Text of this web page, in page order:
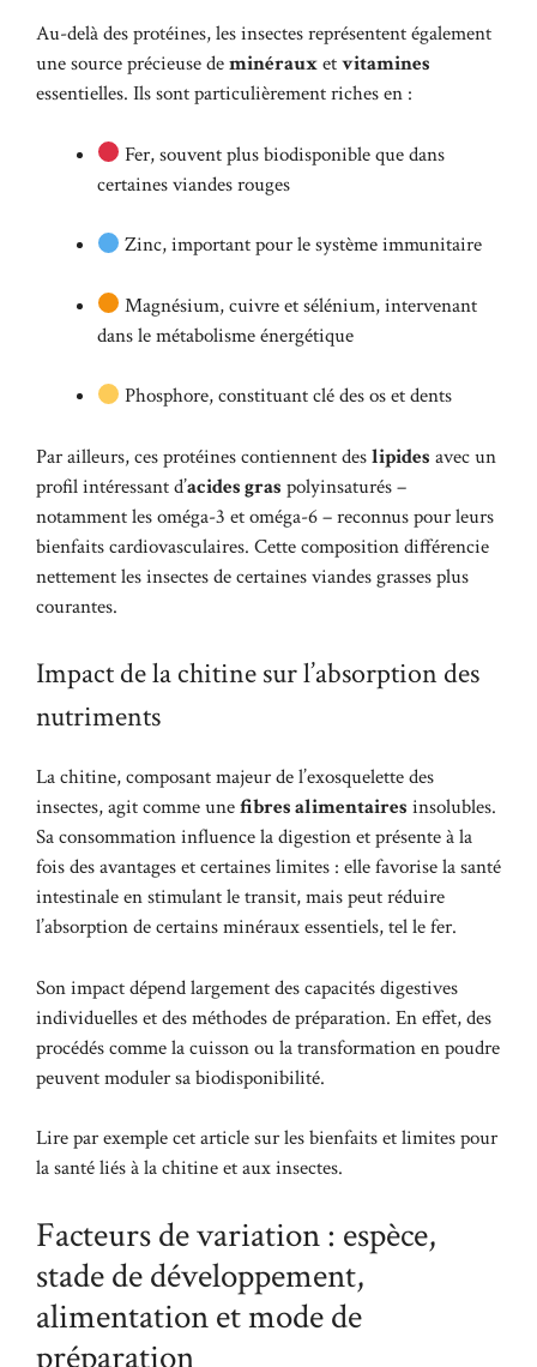
Au-delà des protéines, les insectes représentent également
une source précieuse deminérauxetvitamines
essentielles. Ils sont particulièrement riches en :
Fer, souvent plus biodisponible que dans
certaines viandes rouges
Zinc, important pour le système immunitaire
Magnésium, cuivre et sélénium, intervenant
dans le métabolisme énergétique
Phosphore, constituant clé des os et dents
Par ailleurs, ces protéines contiennent deslipides avec un
profil intéressant d’acides gras polyinsaturés –
notamment les oméga-3 et oméga-6 – reconnus pour leurs
bienfaits cardiovasculaires. Cette composition différencie
nettement les insectes de certaines viandes grasses plus
courantes.
Impact de la chitine sur l’absorption des
nutriments
La chitine, composant majeur de l’exosquelette des
insectes, agit comme unefibres alimentaires insolubles.
Sa consommation influence la digestion et présente à la
fois des avantages et certaines limites : elle favorise la santé
intestinale en stimulant le transit, mais peut réduire
l’absorption de certains minéraux essentiels, tel le fer.
Son impact dépend largement des capacités digestives
individuelles et des méthodes de préparation. En effet, des
procédés comme la cuisson ou la transformation en poudre
peuvent moduler sa biodisponibilité.
Lire par exemple cet article sur lesbienfaits et limites pour
la santéliés à la chitine et aux insectes.
Facteurs de variation : espèce,
stade de développement,
alimentation et mode de
préparation